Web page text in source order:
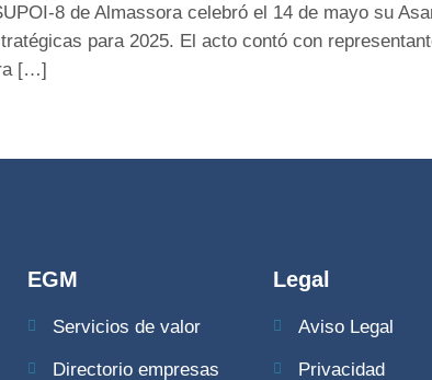
8 de Almassora celebró el 14 de mayo su
para 2025. El acto contó con
[…]
EGM
Servicios de valor
Directorio empresas
Legal
Aviso Legal
Privacidad